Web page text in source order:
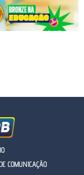
COMUNICAÇÃO